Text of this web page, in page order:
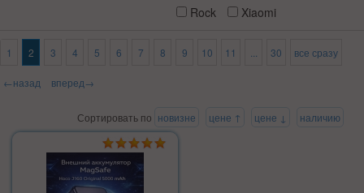
Rock
Xiaomi
1 2 3 4 5 6 7 8 9 10 11 30 все сразу
←назад вперед→
Сортировать по новизне цене ↑ цене ↓ наличию